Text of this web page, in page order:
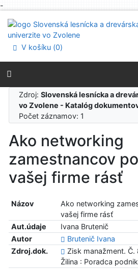
-
Prejsť na menu
Prehlásenie o webovej prístupnosti
V košíku (0)
Zdroj:Slovenská lesnícka a
vo Zvolene - Katalóg
Počet záznamov: 1
Ako networking
zamestnancov
vašej firme rásť
Názov
Ako networking
vašej firme rásť
Aut.údaje
Ivana Brutenič
Autor
Brutenič Ivana
Zdroj.dok.
Zisk manažment.
Žilina : Poradca